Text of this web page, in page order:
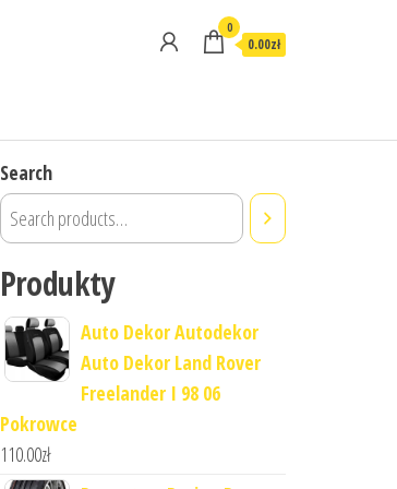
0
0.00zł
Search
Produkty
Auto Dekor Autodekor
Auto Dekor Land Rover
Freelander I 98 06
Pokrowce
110.00zł